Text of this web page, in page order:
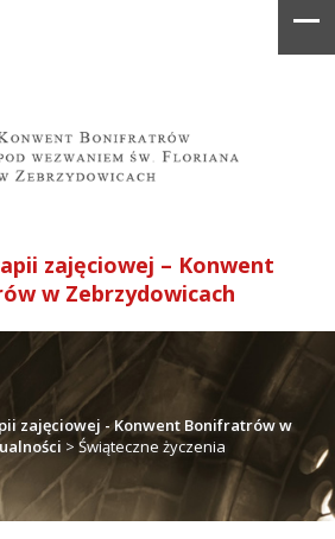
zajęciowej – Konwent
w Zebrzydowicach
zajęciowej - Konwent Bonifratrów w
>Świąteczne życzenia